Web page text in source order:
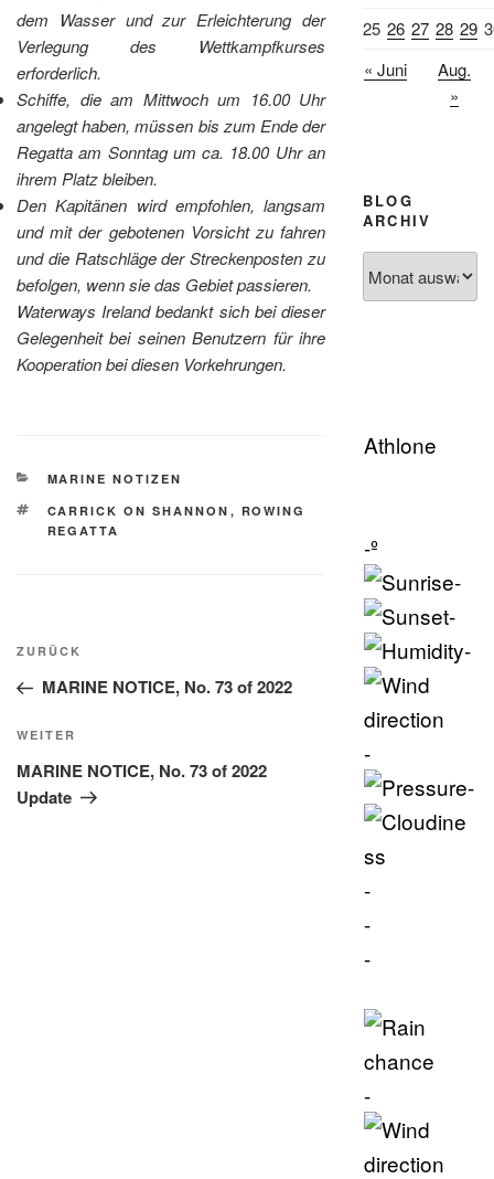
dem Wasser und zur Erleichterung der
Verlegung des Wettkampfkurses
erforderlich.
Schiffe, die am Mittwoch um 16.00 Uhr
angelegt haben, müssen bis zum Ende der
Regatta am Sonntag um ca. 18.00 Uhr an
ihrem Platz bleiben.
Den Kapitänen wird empfohlen, langsam
und mit der gebotenen Vorsicht zu fahren
und die Ratschläge der Streckenposten zu
befolgen, wenn sie das Gebiet passieren.
Waterways Ireland bedankt sich bei dieser
Gelegenheit bei seinen Benutzern für ihre
Kooperation bei diesen Vorkehrungen.
KATEGORIEN
MARINE NOTIZEN
SCHLAGWÖRTER
CARRICK ON SHANNON , ROWING
REGATTA
Beitragsnavigation
Vorheriger
Beitrag
ZURÜCK
MARINE NOTICE, No. 73 of 2022
Nächster
Beitrag
WEITER
MARINE NOTICE, No. 73 of 2022
Update
25 26 27 28 29
« Juni
Aug.
»
BLOG
ARCHIV
Archiv
Athlone
-º
-
-
-
-
-
-
-
-
-